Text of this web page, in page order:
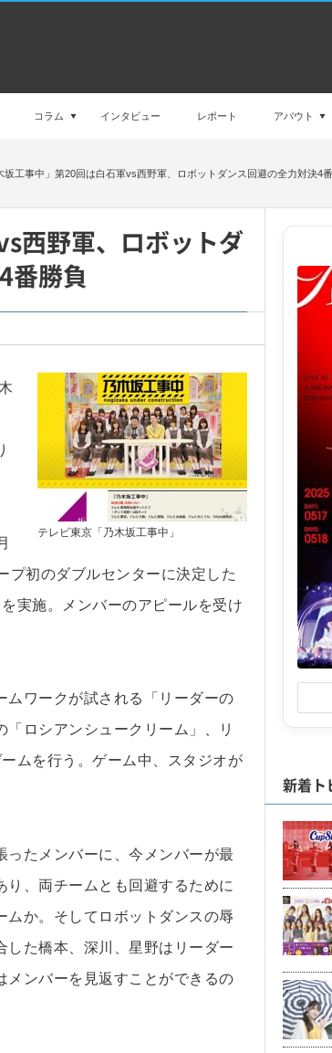
コラム インタビュー レポート アバウト
坂工事中」第20回は白石軍vs西野軍、ロボットダンス回避の全力対決4
西野軍、ロボットダ
番勝負
テレビ東京「乃木坂工事中」
プ初のダブルセンターに決定した
実施。メンバーのアピールを受け
ワークが試される「リーダーの
ロシアンシュークリーム」、リ
ムを行う。ゲーム中、スタジオが
たメンバーに、今メンバーが最
り、両チームとも回避するために
ムか。そしてロボットダンスの辱
た橋本、深川、星野はリーダー
メンバーを見返すことができるの
新着ト